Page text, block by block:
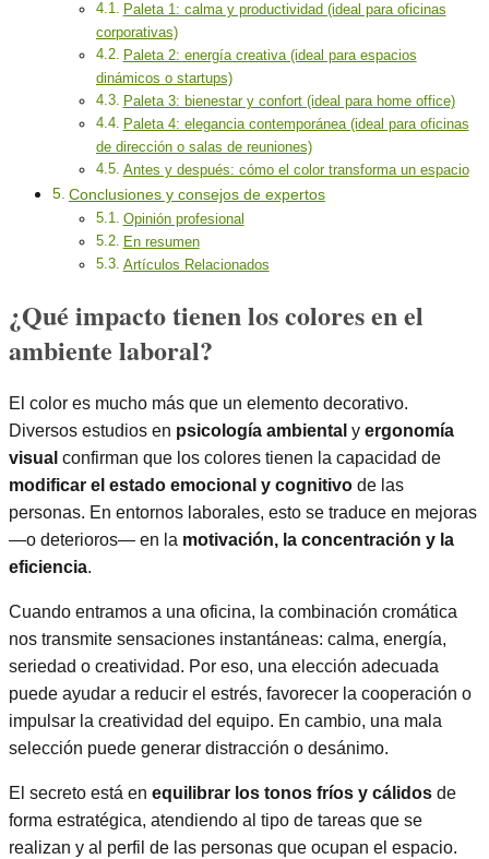
Paleta 1: calma y productividad (ideal para oficinas
corporativas)
Paleta 2: energía creativa (ideal para espacios
dinámicos o startups)
Paleta 3: bienestar y confort (ideal para home office)
Paleta 4: elegancia contemporánea (ideal para oficinas
de dirección o salas de reuniones)
Antes y después: cómo el color transforma un espacio
Conclusiones y consejos de expertos
Opinión profesional
En resumen
Artículos Relacionados
¿Qué impacto tienen los colores en el
ambiente laboral?
El color es mucho más que un elemento decorativo.
Diversos estudios en psicología ambiental y ergonomía
visual confirman que los colores tienen la capacidad de
modificar el estado emocional y cognitivo de las
personas. En entornos laborales, esto se traduce en mejoras
—o deterioros— en la motivación, la concentración y la
eficiencia.
Cuando entramos a una oficina, la combinación cromática
nos transmite sensaciones instantáneas: calma, energía,
seriedad o creatividad. Por eso, una elección adecuada
puede ayudar a reducir el estrés, favorecer la cooperación o
impulsar la creatividad del equipo. En cambio, una mala
selección puede generar distracción o desánimo.
El secreto está en equilibrar los tonos fríos y cálidos de
forma estratégica, atendiendo al tipo de tareas que se
realizan y al perfil de las personas que ocupan el espacio.